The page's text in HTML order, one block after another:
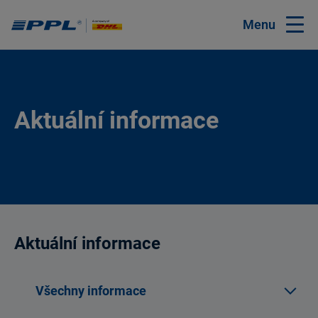
Menu
Aktuální informace
Aktuální informace
Všechny informace